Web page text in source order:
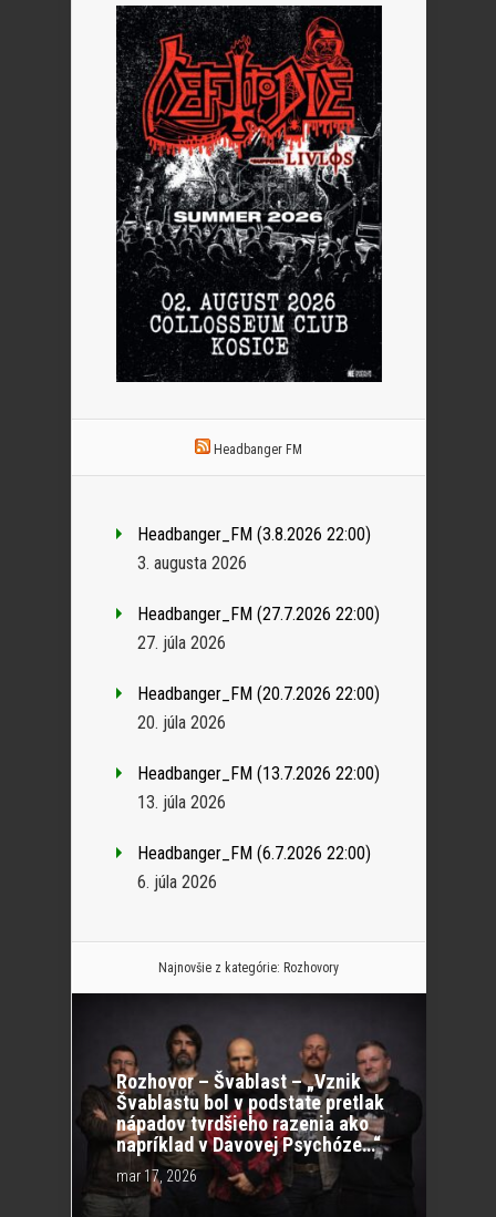
Headbanger FM
Headbanger_FM (3.8.2026 22:00)
3. augusta 2026
Headbanger_FM (27.7.2026 22:00)
27. júla 2026
Headbanger_FM (20.7.2026 22:00)
20. júla 2026
Headbanger_FM (13.7.2026 22:00)
13. júla 2026
Headbanger_FM (6.7.2026 22:00)
6. júla 2026
Najnovšie z kategórie: Rozhovory
Rozhovor – Švablast – „Vznik
Švablastu bol v podstate pretlak
nápadov tvrdšieho razenia ako
napríklad v Davovej Psychóze…“
mar 17, 2026